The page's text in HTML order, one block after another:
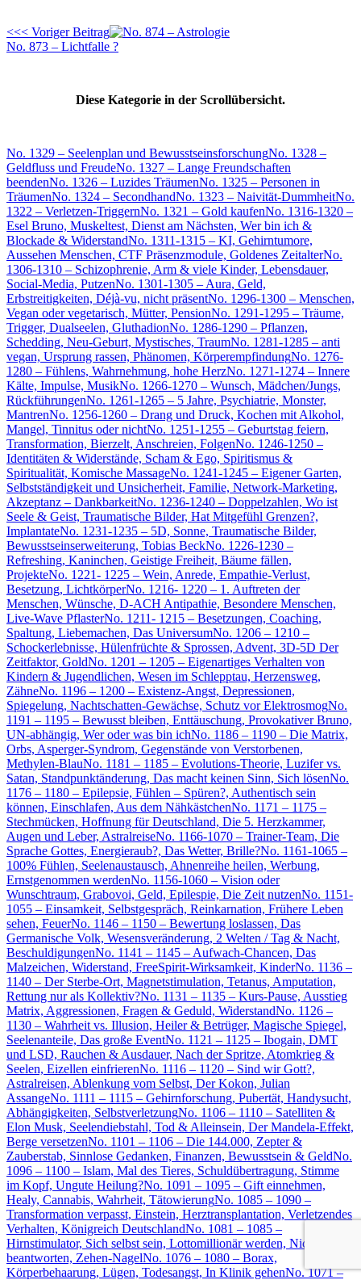
<<< Voriger Beitrag
No. 873 – Lichtfalle ?
Diese Kategorie in der Scrollübersicht.
No. 1329 – Seelenplan und BewusstseinsforschungNo. 1328 –
Geldfluss und FreudeNo. 1327 – Lange Freundschaften
beendenNo. 1326 – Luzides TräumenNo. 1325 – Personen in
TräumenNo. 1324 – SecondhandNo. 1323 – Naivität-DummheitNo.
1322 – Verletzen-TriggernNo. 1321 – Gold kaufenNo. 1316-1320 –
Esel Bruno, Muskeltest, Dienst am Nächsten, Wer bin ich &
Blockade & WiderstandNo. 1311-1315 – KI, Gehirntumore,
Aussehen Menschen, CTF Präsenzmodule, Goldenes ZeitalterNo.
1306-1310 – Schizophrenie, Arm & viele Kinder, Lebensdauer,
Social-Media, PutzenNo. 1301-1305 – Aura, Geld,
Erbstreitigkeiten, Déjà-vu, nicht präsentNo. 1296-1300 – Menschen,
Vegan oder vegetarisch, Mütter, PensionNo. 1291-1295 – Träume,
Trigger, Dualseelen, GluthadionNo. 1286-1290 – Pflanzen,
Schedding, Neu-Geburt, Mystisches, TraumNo. 1281-1285 – anti
vegan, Ursprung rassen, Phänomen, KörperempfindungNo. 1276-
1280 – Fühlens, Wahrnehmung, hohe HerzNo. 1271-1274 – Innere
Kälte, Impulse, MusikNo. 1266-1270 – Wunsch, Mädchen/Jungs,
RückführungenNo. 1261-1265 – 5 Jahre, Psychiatrie, Monster,
MantrenNo. 1256-1260 – Drang und Druck, Kochen mit Alkohol,
Mangel, Tinnitus oder nichtNo. 1251-1255 – Geburtstag feiern,
Transformation, Bierzelt, Anschreien, FolgenNo. 1246-1250 –
Identitäten & Widerstände, Scham & Ego, Spiritismus &
Spiritualität, Komische MassageNo. 1241-1245 – Eigener Garten,
Selbstständigkeit und Unsicherheit, Familie, Network-Marketing,
Akzeptanz – DankbarkeitNo. 1236-1240 – Doppelzahlen, Wo ist
Seele & Geist, Traumatische Bilder, Hat Mitgefühl Grenzen?,
ImplantateNo. 1231-1235 – 5D, Sonne, Traumatische Bilder,
Bewusstseinserweiterung, Tobias BeckNo. 1226-1230 –
Refreshing, Kaninchen, Geistige Freiheit, Bäume fällen,
ProjekteNo. 1221- 1225 – Wein, Anrede, Empathie-Verlust,
Besetzung, LichtkörperNo. 1216- 1220 – 1. Auftreten der
Menschen, Wünsche, D-ACH Antipathie, Besondere Menschen,
Live-Wave PflasterNo. 1211- 1215 – Besetzungen, Coaching,
Spaltung, Liebemachen, Das UniversumNo. 1206 – 1210 –
Schockerlebnisse, Hülenfrüchte & Sprossen, Advent, 3D-5D Der
Zeitfaktor, GoldNo. 1201 – 1205 – Eigenartiges Verhalten von
Kindern & Jugendlichen, Wesen im Schlepptau, Herzensweg,
ZähneNo. 1196 – 1200 – Existenz-Angst, Depressionen,
Spiegelung, Nachtschatten-Gewächse, Schutz vor ElektrosmogNo.
1191 – 1195 – Bewusst bleiben, Enttäuschung, Provokativer Bruno,
UN-abhängig, Wer oder was bin ichNo. 1186 – 1190 – Die Matrix,
Orbs, Asperger-Syndrom, Gegenstände von Verstorbenen,
Methylen-BlauNo. 1181 – 1185 – Evolutions-Theorie, Luzifer vs.
Satan, Standpunktänderung, Das macht keinen Sinn, Sich lösenNo.
1176 – 1180 – Epilepsie, Fühlen – Spüren?, Authentisch sein
können, Einschlafen, Aus dem NähkästchenNo. 1171 – 1175 –
Stechmücken, Hoffnung für Deutschland, Die 5. Herzkammer,
Augen und Leber, AstralreiseNo. 1166-1070 – Trainer-Team, Die
Sprache Gottes, Energieraub?, Das Wetter, Brille?No. 1161-1065 –
100% Fühlen, Seelenaustausch, Ahnenreihe heilen, Werbung,
Ernstgenommen werdenNo. 1156-1060 – Vision oder
Wunschtraum, Grabovoi, Geld, Epilespie, Die Zeit nutzenNo. 1151-
1055 – Einsamkeit, Selbstgespräch, Reinkarnation, Frühere Leben
sehen, FeuerNo. 1146 – 1150 – Bewertung loslassen, Das
Germanische Volk, Wesensveränderung, 2 Welten / Tag & Nacht,
BeschuldigungenNo. 1141 – 1145 – Aufwach-Chancen, Das
Malzeichen, Widerstand, FreeSpirit-Wirksamkeit, KinderNo. 1136 –
1140 – Der Sterbe-Ort, Magnetstimulation, Tetanus, Amputation,
Rettung nur als Kollektiv?No. 1131 – 1135 – Kurs-Pause, Ausstieg
Matrix, Aggressionen, Fragen & Geduld, WiderstandNo. 1126 –
1130 – Wahrheit vs. Illusion, Heiler & Betrüger, Magische Spiegel,
Seelenanteile, Das große EventNo. 1121 – 1125 – Ibogain, DMT
und LSD, Rauchen & Ausdauer, Nach der Spritze, Atomkrieg &
Seelen, Eizellen einfrierenNo. 1116 – 1120 – Sind wir Gott?,
Astralreisen, Ablenkung vom Selbst, Der Kokon, Julian
AssangeNo. 1111 – 1115 – Gehirnforschung, Pubertät, Handysucht,
Abhängigkeiten, SelbstverletzungNo. 1106 – 1110 – Satelliten &
Elon Musk, Seelendiebstahl, Tod & Alleinsein, Der Mandela-Effekt,
Berge versetzenNo. 1101 – 1106 – Die 144.000, Zepter &
Zauberstab, Sinnlose Gedanken, Finanzen, Bewusstsein & GeldNo.
1096 – 1100 – Islam, Mal des Tieres, Schuldübertragung, Stimme
im Kopf, Ungute Heilung?No. 1091 – 1095 – Gift einnehmen,
Healy, Cannabis, Wahrheit, TätowierungNo. 1085 – 1090 –
Transformation verpasst, Einstein, Herztransplantation, Verletzendes
Verhalten, Königreich DeutschlandNo. 1081 – 1085 –
Hirnstimulator, Sich selbst sein, Lottomillionär werden, Nicht
beantworten, Zehen-NagelNo. 1076 – 1080 – Borax,
Körperbehaarung, Lügen, Todesangst, In Klinik gehenNo. 1071 –